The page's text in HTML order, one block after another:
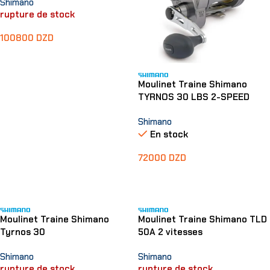
Shimano
rupture de stock
100800 DZD
Moulinet Traine Shimano
TYRNOS 30 LBS 2-SPEED
Shimano
En stock
72000 DZD
Moulinet Traine Shimano
Tyrnos 30
Shimano
Moulinet Traine Shimano TLD
50A 2 vitesses
Shimano